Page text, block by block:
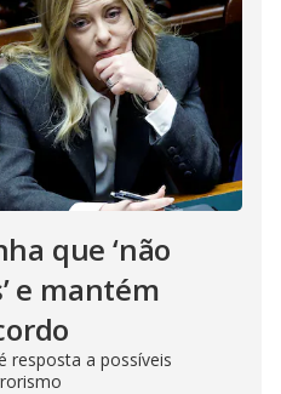
que ‘não
e mantém
resposta a possíveis